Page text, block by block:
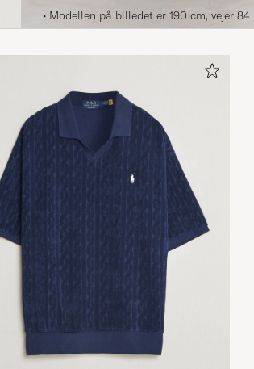
• Modellen på billedet er 190 cm, vejer